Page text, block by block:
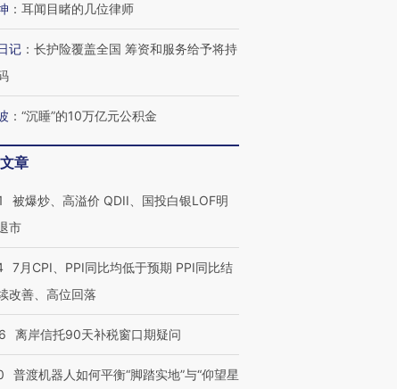
： 耳闻目睹的几位律师
记 ： 长护险覆盖全国 筹资和服务给予将持
： “沉睡”的10万亿元公积金
章
被爆炒、高溢价 QDII、国投白银LOF明
市
7月CPI、PPI同比均低于预期 PPI同比结
改善、高位回落
离岸信托90天补税窗口期疑问
普渡机器人如何平衡“脚踏实地”与“仰望星